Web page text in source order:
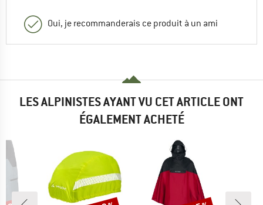
Oui, je recommanderais ce produit à un ami
LES ALPINISTES AYANT VU CET ARTICLE ONT
ÉGALEMENT ACHETÉ